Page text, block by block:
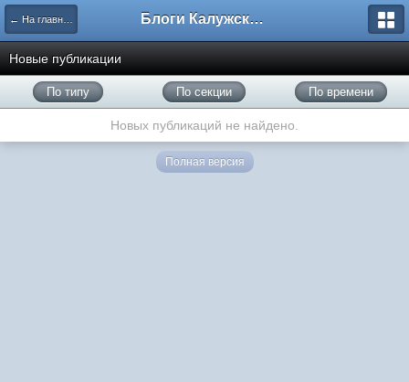
← На главную Блоги Калужского перекрестка
Новые публикации
По типу По секции По времени
Новых публикаций не найдено.
Полная версия